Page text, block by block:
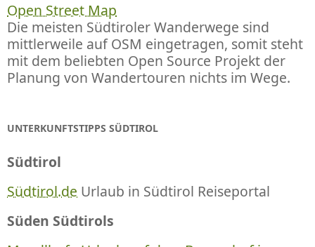
Open Street Map
Die meisten Südtiroler Wanderwege sind
mittlerweile auf OSM eingetragen, somit steht
mit dem beliebten Open Source Projekt der
Planung von Wandertouren nichts im Wege.
UNTERKUNFTSTIPPS SÜDTIROL
Südtirol
Südtirol.de Urlaub in Südtirol Reiseportal
Süden Südtirols